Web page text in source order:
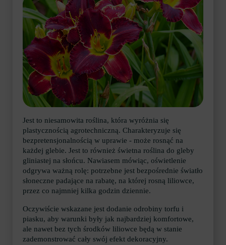
Jest to niesamowita roślina, która wyróżnia się
plastycznością agrotechniczną. Charakteryzuje się
bezpretensjonalnością w uprawie - może rosnąć na
każdej glebie. Jest to również świetna roślina do gleby
gliniastej na słońcu. Nawiasem mówiąc, oświetlenie
odgrywa ważną rolę: potrzebne jest bezpośrednie światło
słoneczne padające na rabatę, na której rosną liliowce,
przez co najmniej kilka godzin dziennie.
Oczywiście wskazane jest dodanie odrobiny torfu i
piasku, aby warunki były jak najbardziej komfortowe,
ale nawet bez tych środków liliowce będą w stanie
zademonstrować cały swój efekt dekoracyjny.